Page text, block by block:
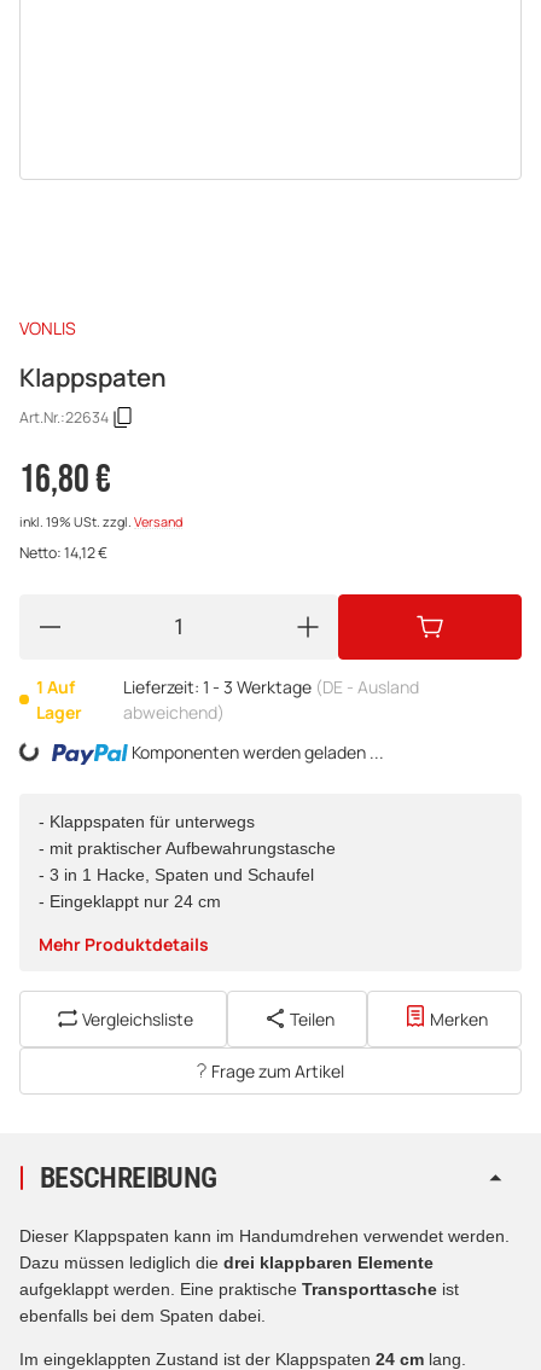
VONLIS
Klappspaten
Art.Nr.:22634
16,80 €
inkl. 19% USt. zzgl. Versand
Netto:14,12€
1 Auf
Lager
Lieferzeit: 1 - 3 Werktage (DE - Ausland
abweichend)
Loading... Komponenten werden geladen ...
- Klappspaten für unterwegs
- mit praktischer Aufbewahrungstasche
- 3 in 1 Hacke, Spaten und Schaufel
- Eingeklappt nur 24 cm
Mehr Produktdetails
Vergleichsliste Teilen Merken
Frage zum Artikel
BESCHREIBUNG
Dieser Klappspaten kann im Handumdrehen verwendet werden.
Dazu müssen lediglich die drei klappbaren Elemente
aufgeklappt werden. Eine praktische Transporttasche ist
ebenfalls bei dem Spaten dabei.
Im eingeklappten Zustand ist der Klappspaten 24 cm lang.